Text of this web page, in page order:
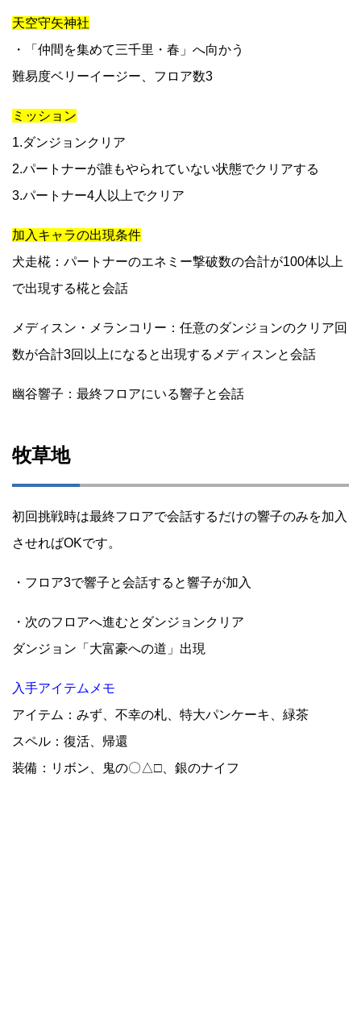
天空守矢神社
・「仲間を集めて三千里・春」へ向かう
難易度ベリーイージー、フロア数3
ミッション
1.ダンジョンクリア
2.パートナーが誰もやられていない状態でクリアする
3.パートナー4人以上でクリア
加入キャラの出現条件
犬走椛：パートナーのエネミー撃破数の合計が100体以上
で出現する椛と会話
メディスン・メランコリー：任意のダンジョンのクリア回
数が合計3回以上になると出現するメディスンと会話
幽谷響子：最終フロアにいる響子と会話
牧草地
初回挑戦時は最終フロアで会話するだけの響子のみを加入
させればOKです。
・フロア3で響子と会話すると響子が加入
・次のフロアへ進むとダンジョンクリア
ダンジョン「大富豪への道」出現
入手アイテムメモ
アイテム：みず、不幸の札、特大パンケーキ、緑茶
スペル：復活、帰還
装備：リボン、鬼の〇△□、銀のナイフ